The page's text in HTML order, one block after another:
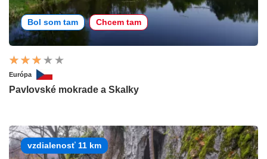
Bol som tam Chcem tam
Európa
Pavlovské mokrade a Skalky
vzdialenosť 11 km